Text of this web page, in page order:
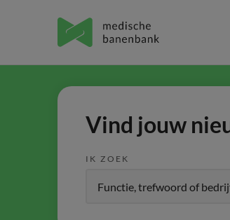
Vind jouw
IK ZOEK